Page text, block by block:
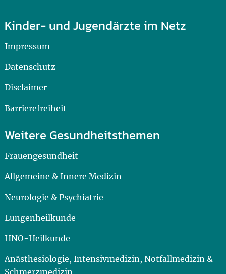
Kinder- und Jugendärzte im Netz
Impressum
Datenschutz
Disclaimer
Barrierefreiheit
Weitere Gesundheitsthemen
Frauengesundheit
Allgemeine & Innere Medizin
Neurologie & Psychiatrie
Lungenheilkunde
HNO-Heilkunde
Anästhesiologie, Intensivmedizin, Notfallmedizin &
Schmerzmedizin